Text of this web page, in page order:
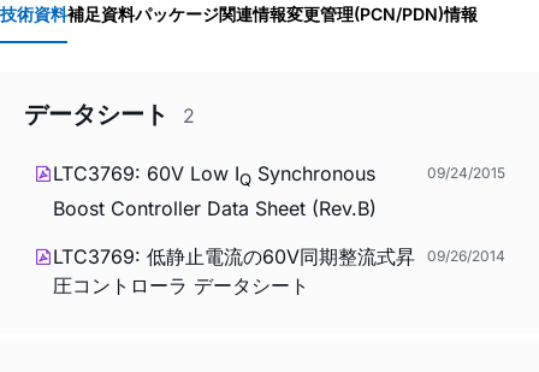
技術資料補足資料パッケージ関連情報変更管理(PCN/PDN)情報
データシート 2
LTC3769: 60V Low IQ Synchronous
Boost Controller Data Sheet (Rev.B)
09/24/2015
LTC3769: 低静止電流の60V同期整流式昇
圧コントローラ データシート
09/26/2014